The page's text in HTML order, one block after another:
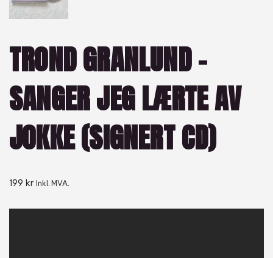
TROND GRANLUND –
SANGER JEG LÆRTE AV
JOKKE (SIGNERT CD)
199 kr Inkl. MVA.